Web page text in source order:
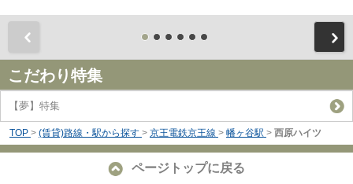
こだわり特集
【夢】特集
TOP > (賃貸)路線・駅から探す > 京王電鉄京王線 > 幡ヶ谷駅 > 西原ハイツ
ページトップに戻る